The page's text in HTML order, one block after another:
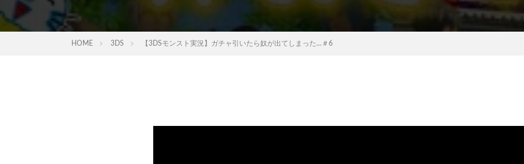
HOME 3DS 【3DSモンスト実況】ガチャ引いたら奴が出てしまった...＃6